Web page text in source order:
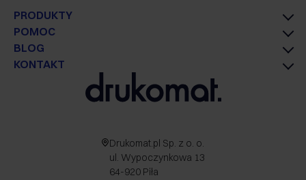
PRODUKTY
POMOC
BLOG
KONTAKT
Drukomat.pl Sp. z o. o.
ul. Wypoczynkowa 13
64-920 Piła